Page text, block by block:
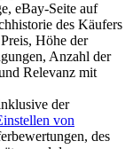
eBay-Seite auf
des Käufers
Höhe der
Anzahl der
Relevanz mit
der
von
des